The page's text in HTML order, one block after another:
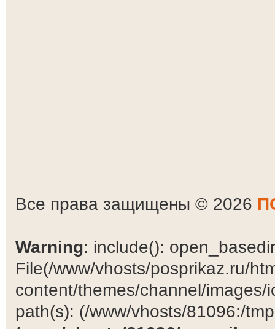
Все права защищены © 2026
Warning: include():
File(/www/vhosts/posprikaz.ru/
content/themes/channel/
path(s): (/www/vhosts/81096:/